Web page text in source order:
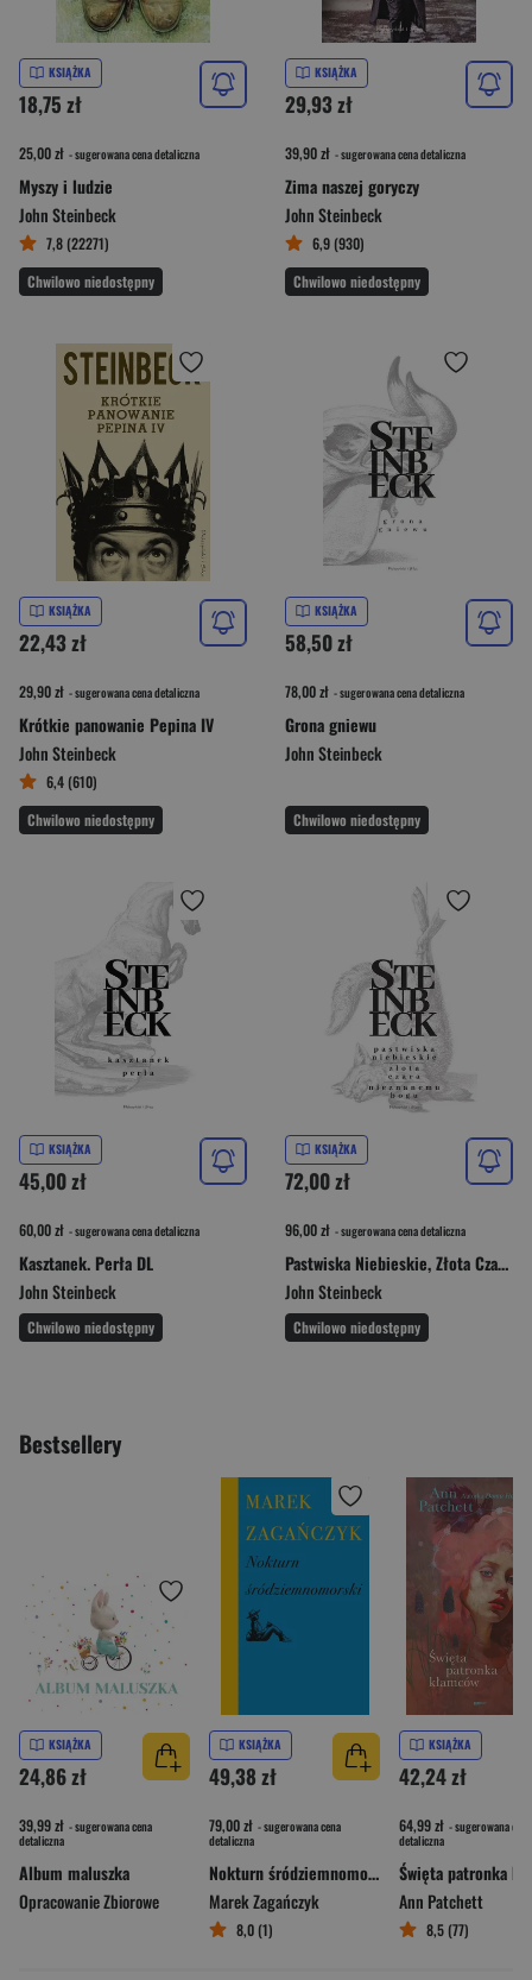
KSIĄŻKA
18,75 zł
25,00 zł - sugerowana cena detaliczna
Myszy i ludzie
John Steinbeck
7,8 (22271)
Chwilowo niedostępny
KSIĄŻKA
29,93 zł
39,90 zł - sugerowana cena detaliczna
Zima naszej goryczy
John Steinbeck
6,9 (930)
Chwilowo niedostępny
KSIĄŻKA
22,43 zł
29,90 zł - sugerowana cena detaliczna
Krótkie panowanie Pepina IV
John Steinbeck
6,4 (610)
Chwilowo niedostępny
KSIĄŻKA
58,50 zł
78,00 zł - sugerowana cena detaliczna
Grona gniewu
John Steinbeck
Chwilowo niedostępny
KSIĄŻKA
45,00 zł
60,00 zł - sugerowana cena detaliczna
Kasztanek. Perła DL
John Steinbeck
Chwilowo niedostępny
KSIĄŻKA
72,00 zł
96,00 zł - sugerowana cena detaliczna
Pastwiska Niebieskie, Złota Czara, Nieznanemu ..DL
John Steinbeck
Chwilowo niedostępny
Bestsellery
KSIĄŻKA
24,86 zł
39,99 zł - sugerowana cena
detaliczna
Album maluszka
Opracowanie Zbiorowe
KSIĄŻKA
49,38 zł
79,00 zł - sugerowana cena
detaliczna
Nokturn śródziemnomorski
Marek Zagańczyk
8,0 (1)
KSIĄŻKA
42,24 zł
64,99 zł - sugerowana cena
detaliczna
Ann Patchett
8,5 (77)